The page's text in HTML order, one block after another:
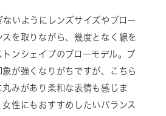
いようにレンズサイズやブロー
を取りながら、幾度となく線を
ンシェイプのブローモデル。ブ
が強くなりがちですが、こちら
みがあり柔和な表情も感じま
性にもおすすめしたいバランス